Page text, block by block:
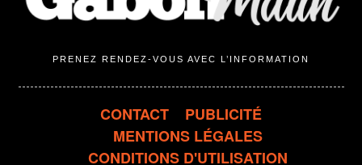
PRENEZ RENDEZ-VOUS AVEC L’INFORMATION
CONTACT
PUBLICITÉ
MENTIONS LÉGALES
CONDITIONS D'UTILISATION